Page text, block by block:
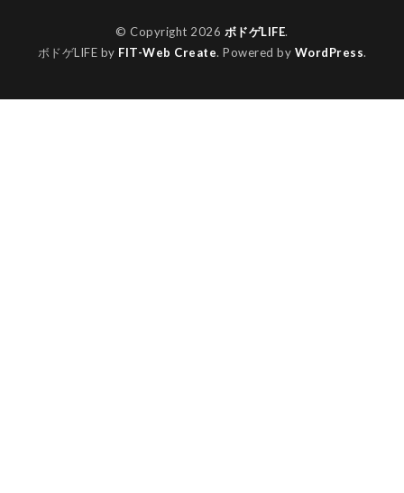
© Copyright 2026 ボドゲLIFE.
ボドゲLIFE by FIT-Web Create. Powered by WordPress.